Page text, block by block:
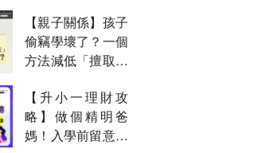
【親子關係】孩子
偷竊學壞了？一個
方法減低「擅取物
【升小一理財攻
略】做個精明爸
媽！入學前留意鬼